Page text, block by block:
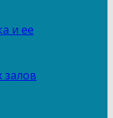
и ее
залов